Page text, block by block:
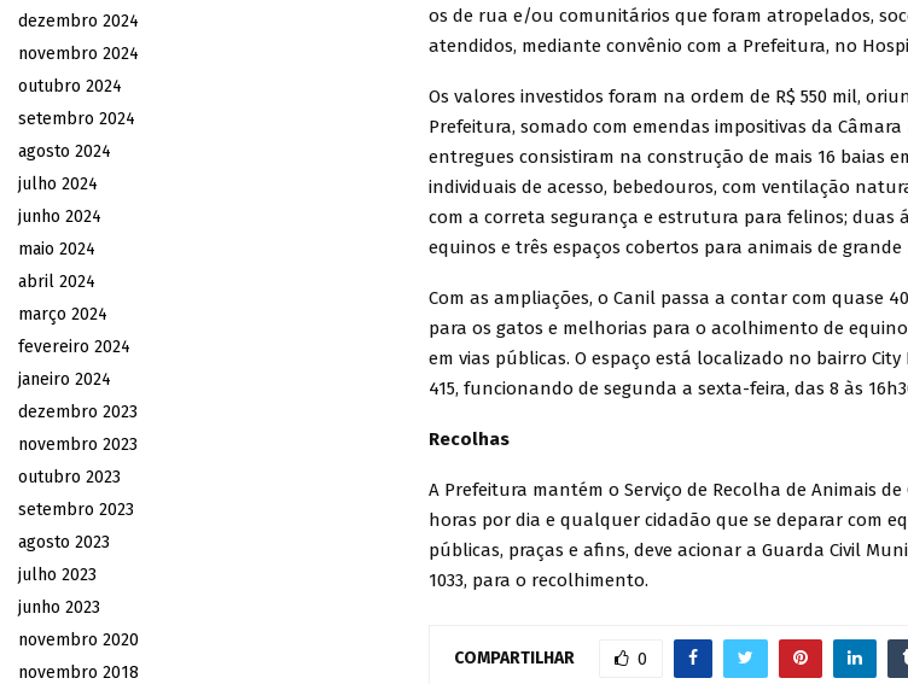
os de rua e/ou comunitários que foram atropelados,
atendidos, mediante convênio com a Prefeitura, no
Os valores investidos foram na ordem de R$ 550 mil,
Prefeitura, somado com emendas impositivas da
entregues consistiram na construção de mais 16 baias
individuais de acesso, bebedouros, com ventilação
com a correta segurança e estrutura para felinos; duas
equinos e três espaços cobertos para animais de grande
Com as ampliações, o Canil passa a contar com quase
para os gatos e melhorias para o acolhimento de
em vias públicas. O espaço está localizado no bairro
415, funcionando de segunda a sexta-feira, das 8 às
Recolhas
A Prefeitura mantém o Serviço de Recolha de Animais
horas por dia e qualquer cidadão que se deparar com
públicas, praças e afins, deve acionar a Guarda Civil
1033, para o recolhimento.
COMPARTILHAR 0
dezembro 2024
novembro 2024
outubro 2024
setembro 2024
agosto 2024
julho 2024
junho 2024
maio 2024
abril 2024
março 2024
fevereiro 2024
janeiro 2024
dezembro 2023
novembro 2023
outubro 2023
setembro 2023
agosto 2023
julho 2023
junho 2023
novembro 2020
novembro 2018